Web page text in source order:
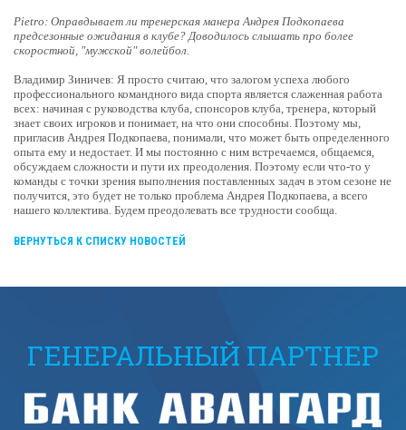
Pietro: Оправдывает ли тренерская манера Андрея Подкопаева
предсезонные ожидания в клубе? Доводилось слышать про более
скоростной, "мужской" волейбол.
Владимир Зиничев: Я просто считаю, что залогом успеха любого
профессионального командного вида спорта является слаженная работа
всех: начиная с руководства клуба, спонсоров клуба, тренера, который
знает своих игроков и понимает, на что они способны. Поэтому мы,
пригласив Андрея Подкопаева, понимали, что может быть определенного
опыта ему и недостает. И мы постоянно с ним встречаемся, общаемся,
обсуждаем сложности и пути их преодоления. Поэтому если что-то у
команды с точки зрения выполнения поставленных задач в этом сезоне не
получится, это будет не только проблема Андрея Подкопаева, а всего
нашего коллектива. Будем преодолевать все трудности сообща.
ВЕРНУТЬСЯ К СПИСКУ НОВОСТЕЙ
ГЕНЕРАЛЬНЫЙ ПАРТНЕР